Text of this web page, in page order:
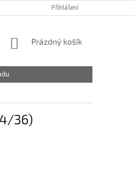
Přihlášení
NÁKUPNÍ
Prázdný košík
36)